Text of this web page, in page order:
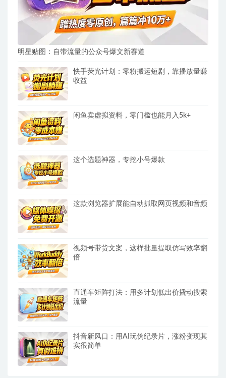
明星贴图：自带流量的公众号爆文新赛道
快手荧光计划：零粉搬运短剧，靠播放量赚
收益
闲鱼卖虚拟资料，零门槛也能月入5k+
这个选题神器，专挖小号爆款
这款浏览器扩展能自动抓取网页视频和音频
视频号带货文案，这样批量提取仿写效率翻
倍
直通车矩阵打法：用多计划低出价撬动搜索
流量
抖音新风口：用AI玩伪纪录片，涨粉变现其
实很简单